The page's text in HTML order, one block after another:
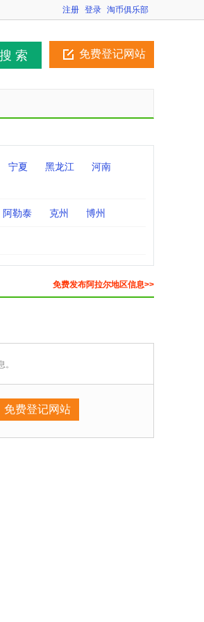
注册 登录 淘币俱乐部
免费登记网站
搜 索
宁夏 黑龙江
河南
阿勒泰 克州 博州
免费发布阿拉尔地区信息>>